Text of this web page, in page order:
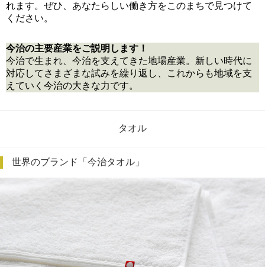
れます。ぜひ、あなたらしい働き方をこのまちで見つけて
ください。
今治の主要産業をご説明します！
今治で生まれ、今治を支えてきた地場産業。新しい時代に
対応してさまざまな試みを繰り返し、これからも地域を支
えていく今治の大きな力です。
タオル
世界のブランド「今治タオル」